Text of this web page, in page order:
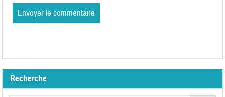
Recherche